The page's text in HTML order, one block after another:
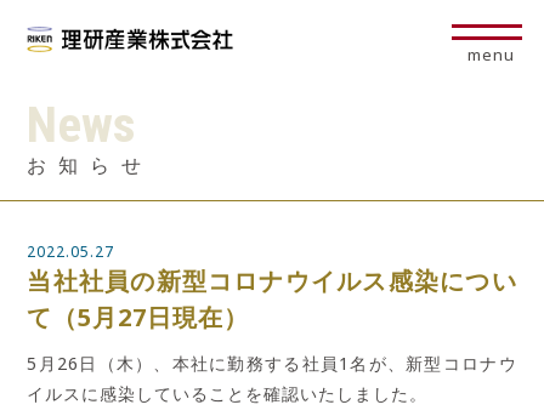
menu
News
お知らせ
2022.05.27
当社社員の新型コロナウイルス感染につい
て（5月27日現在）
5 月26日（木）、本社に勤務する社員1名が、新型コロナウ
イルスに感染していることを確認いたしました。